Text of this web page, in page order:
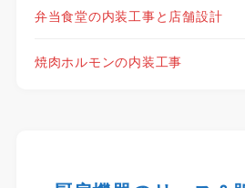
弁当食堂の内装工事と店舗設計
焼肉ホルモンの内装工事